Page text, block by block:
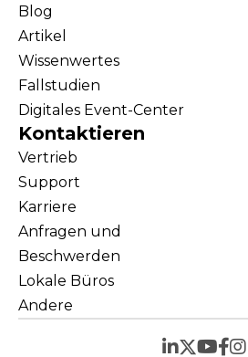
Blog
Artikel
Wissenwertes
Fallstudien
Digitales Event-Center
Kontaktieren
Vertrieb
Support
Karriere
Anfragen und
Beschwerden
Lokale Büros
Andere